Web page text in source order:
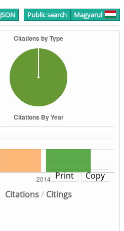
JSON Public search Magyarul
Citations/ Citings
Copy
Print